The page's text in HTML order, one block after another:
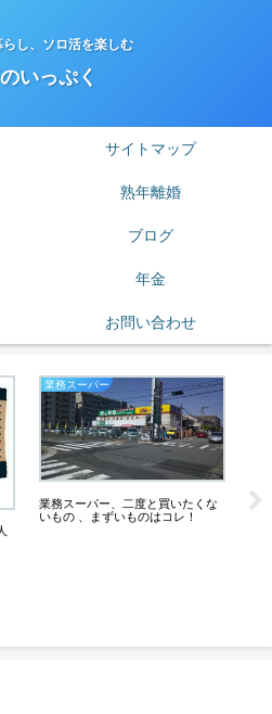
らし、ソロ活を楽しむ
いっぷく
サイトマップ
熟年離婚
ブログ
年金
お問い合わせ
業務スーパー
業務スーパー、二度と買いたくな
いもの 、まずいものはコレ！